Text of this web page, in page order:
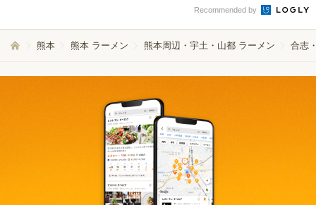
Recommended by
熊本 熊本 ラーメン 熊本周辺・宇土・山都 ラーメン 合志